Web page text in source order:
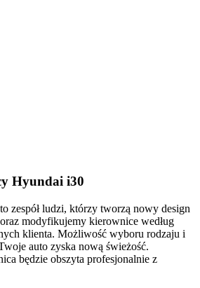
Hyundai i30
ludzi, którzy tworzą nowy design
modyfikujemy kierownice według
klienta. Możliwość wyboru rodzaju i
auto zyska nową świeżość.
będzie obszyta profesjonalnie z